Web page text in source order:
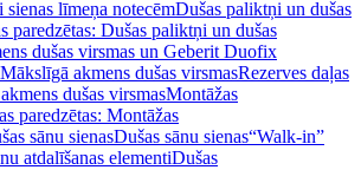
sienas līmeņa notecēmDušas paliktņi un dušas
paredzētas: Dušas paliktņi un dušas
dušas virsmas un Geberit Duofix
Mākslīgā akmens dušas virsmasRezerves daļas
dušas virsmasMontāžas
paredzētas: Montāžas
sānu sienasDušas sānu sienas“Walk-in”
atdalīšanas elementiDušas